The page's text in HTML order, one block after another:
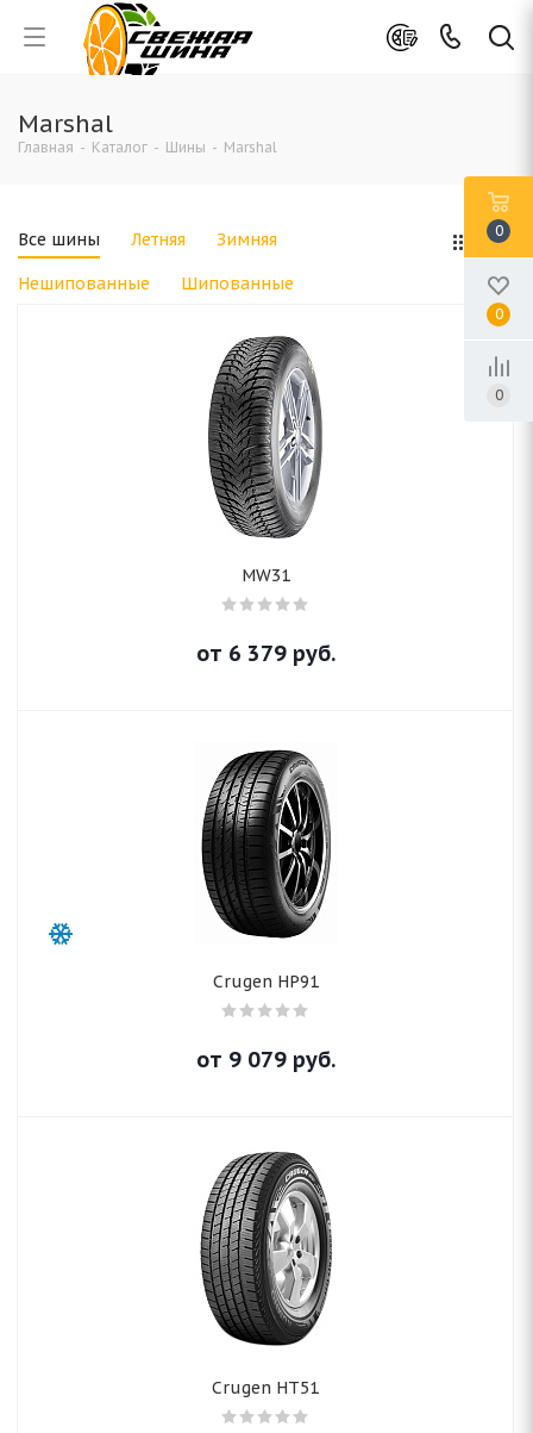
Marshal
Главная - Каталог - Шины - Marshal
Все шины Летняя Зимняя
Нешипованные Шипованные
MW31
от 6 379руб.
Crugen HP91
от 9 079руб.
Crugen HT51
0
0
0